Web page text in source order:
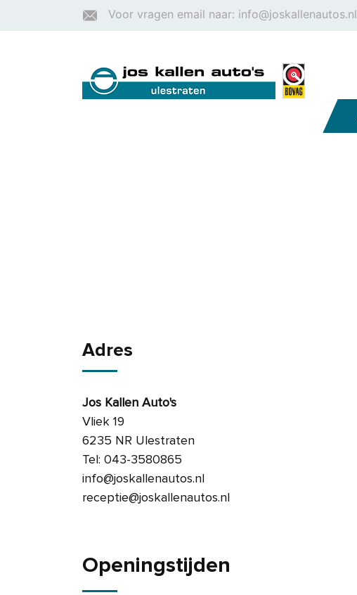
Voor vragen email naar: info@joskallenautos.nl
Adres
Jos Kallen Auto's
Vliek 19
6235 NR Ulestraten
Tel: 043-3580865
info@joskallenautos.nl
receptie@joskallenautos.nl
Openingstijden